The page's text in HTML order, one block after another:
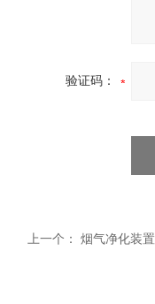
验证码：
上一个： 烟气净化装置